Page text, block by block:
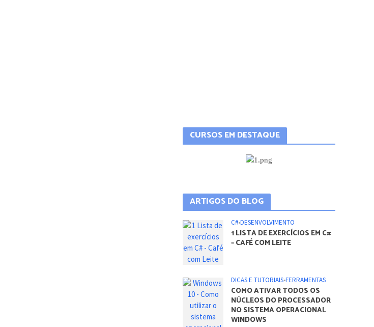
CURSOS EM DESTAQUE
ARTIGOS DO BLOG
C#•DESENVOLVIMENTO
1 LISTA DE EXERCÍCIOS EM C#
– CAFÉ COM LEITE
DICAS E TUTORIAIS•FERRAMENTAS
COMO ATIVAR TODOS OS
NÚCLEOS DO PROCESSADOR
NO SISTEMA OPERACIONAL
WINDOWS